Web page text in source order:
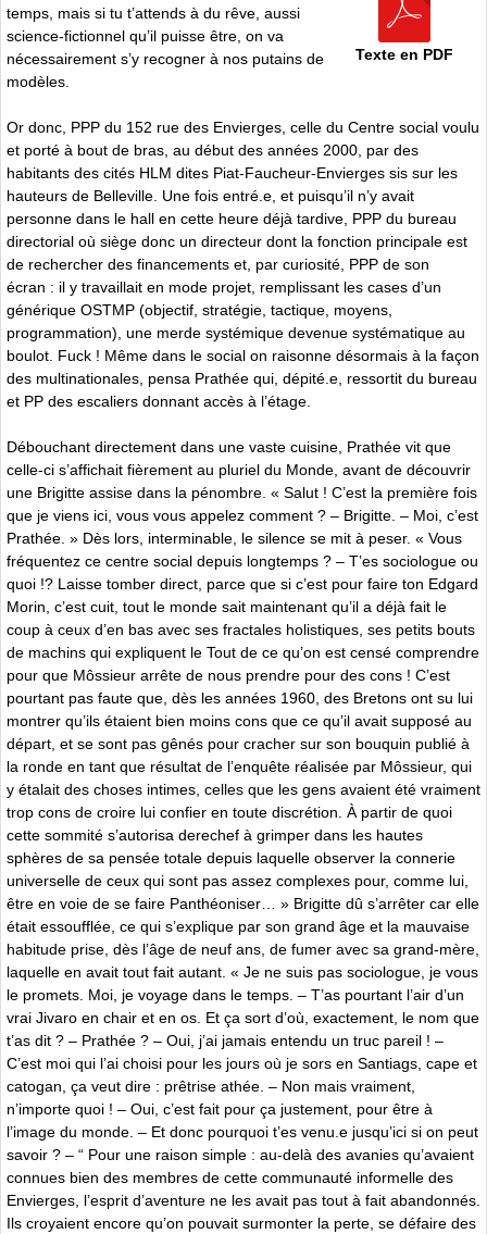
Texte en PDF
temps, mais si tu t’attends à du rêve, aussi
science-fictionnel qu’il puisse être, on va
nécessairement s’y recogner à nos putains de
modèles.
Or donc, PPP du 152 rue des Envierges, celle du Centre social voulu
et porté à bout de bras, au début des années 2000, par des
habitants des cités HLM dites Piat-Faucheur-Envierges sis sur les
hauteurs de Belleville. Une fois entré.e, et puisqu’il n’y avait
personne dans le hall en cette heure déjà tardive, PPP du bureau
directorial où siège donc un directeur dont la fonction principale est
de rechercher des financements et, par curiosité, PPP de son
écran : il y travaillait en mode projet, remplissant les cases d’un
générique OSTMP (objectif, stratégie, tactique, moyens,
programmation), une merde systémique devenue systématique au
boulot. Fuck ! Même dans le social on raisonne désormais à la façon
des multinationales, pensa Prathée qui, dépité.e, ressortit du bureau
et PP des escaliers donnant accès à l’étage.
Débouchant directement dans une vaste cuisine, Prathée vit que
celle-ci s’affichait fièrement au pluriel du Monde, avant de découvrir
une Brigitte assise dans la pénombre. « Salut ! C’est la première fois
que je viens ici, vous vous appelez comment ? – Brigitte. – Moi, c’est
Prathée. » Dès lors, interminable, le silence se mit à peser. « Vous
fréquentez ce centre social depuis longtemps ? – T’es sociologue ou
quoi !? Laisse tomber direct, parce que si c’est pour faire ton Edgard
Morin, c’est cuit, tout le monde sait maintenant qu’il a déjà fait le
coup à ceux d’en bas avec ses fractales holistiques, ses petits bouts
de machins qui expliquent le Tout de ce qu’on est censé comprendre
pour que Môssieur arrête de nous prendre pour des cons ! C’est
pourtant pas faute que, dès les années 1960, des Bretons ont su lui
montrer qu’ils étaient bien moins cons que ce qu’il avait supposé au
départ, et se sont pas gênés pour cracher sur son bouquin publié à
la ronde en tant que résultat de l’enquête réalisée par Môssieur, qui
y étalait des choses intimes, celles que les gens avaient été vraiment
trop cons de croire lui confier en toute discrétion. À partir de quoi
cette sommité s’autorisa derechef à grimper dans les hautes
sphères de sa pensée totale depuis laquelle observer la connerie
universelle de ceux qui sont pas assez complexes pour, comme lui,
être en voie de se faire Panthéoniser… » Brigitte dû s’arrêter car elle
était essoufflée, ce qui s’explique par son grand âge et la mauvaise
habitude prise, dès l’âge de neuf ans, de fumer avec sa grand-mère,
laquelle en avait tout fait autant. « Je ne suis pas sociologue, je vous
le promets. Moi, je voyage dans le temps. – T’as pourtant l’air d’un
vrai Jivaro en chair et en os. Et ça sort d’où, exactement, le nom que
t’as dit ? – Prathée ? – Oui, j’ai jamais entendu un truc pareil ! –
C’est moi qui l’ai choisi pour les jours où je sors en Santiags, cape et
catogan, ça veut dire : prêtrise athée. – Non mais vraiment,
n’importe quoi ! – Oui, c’est fait pour ça justement, pour être à
l’image du monde. – Et donc pourquoi t’es venu.e jusqu’ici si on peut
savoir ? – “ Pour une raison simple : au-delà des avanies qu’avaient
connues bien des membres de cette communauté informelle des
Envierges, l’esprit d’aventure ne les avait pas tout à fait abandonnés.
Ils croyaient encore qu’on pouvait surmonter la perte, se défaire des